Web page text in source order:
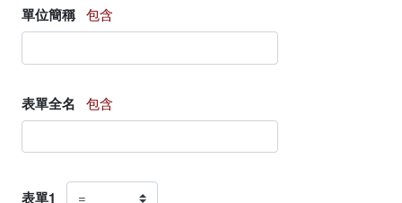
單位簡稱 包含
表單全名 包含
表單1